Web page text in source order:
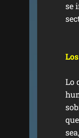
se
Lo
sea,